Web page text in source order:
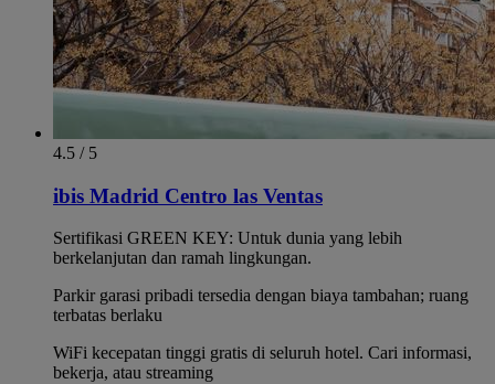
4.5 / 5
ibis Madrid Centro las Ventas
Sertifikasi GREEN KEY: Untuk dunia yang lebih
berkelanjutan dan ramah lingkungan.
Parkir garasi pribadi tersedia dengan biaya tambahan; ruang
terbatas berlaku
WiFi kecepatan tinggi gratis di seluruh hotel. Cari informasi,
bekerja, atau streaming